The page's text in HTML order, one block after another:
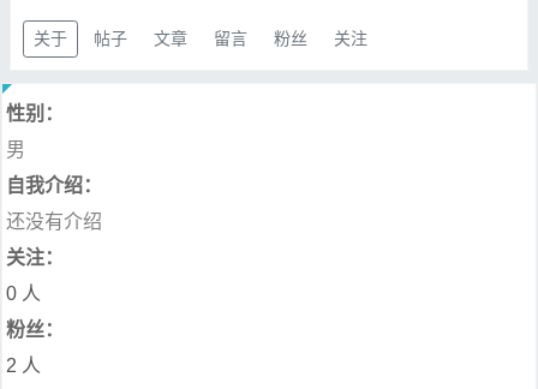
关于 帖子 文章 留言 粉丝 关注
性别：
男
自我介绍：
还没有介绍
关注：
0 人
粉丝：
2 人